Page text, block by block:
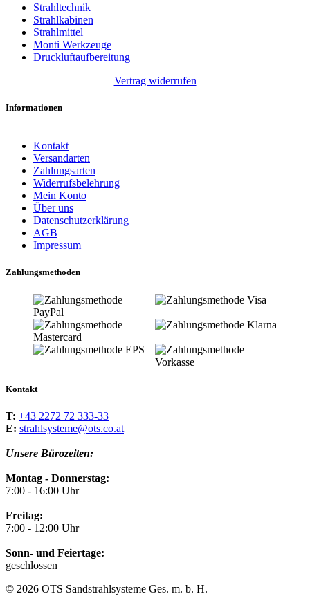
Strahltechnik
Strahlkabinen
Strahlmittel
Monti Werkzeuge
Druckluftaufbereitung
Vertrag widerrufen
Informationen
Kontakt
Versandarten
Zahlungsarten
Widerrufsbelehrung
Mein Konto
Über uns
Datenschutzerklärung
AGB
Impressum
Zahlungsmethoden
Kontakt
T: +43 2272 72 333-33
E: strahlsysteme@ots.co.at
Unsere Bürozeiten:
Montag - Donnerstag:
7:00 - 16:00 Uhr
Freitag:
7:00 - 12:00 Uhr
Sonn- und Feiertage:
geschlossen
© 2026 OTS Sandstrahlsysteme Ges. m. b. H.